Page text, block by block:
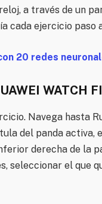
a través de un
cada ejercicio paso
20 redes
WATCH
Navega hasta
del panda activa,
derecha de la
seleccionar el que